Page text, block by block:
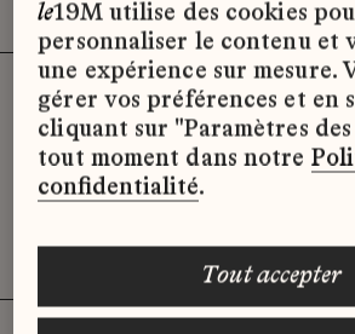
Désolé, il semble qu’il
d’offres d’emploi
moment.
le19M utilise des cookies
personnaliser le contenu et
une expérience sur mesure.
gérer vos préférences et en
cliquant sur "Paramètres
tout moment dans notre
confidentialité.
tout accepter